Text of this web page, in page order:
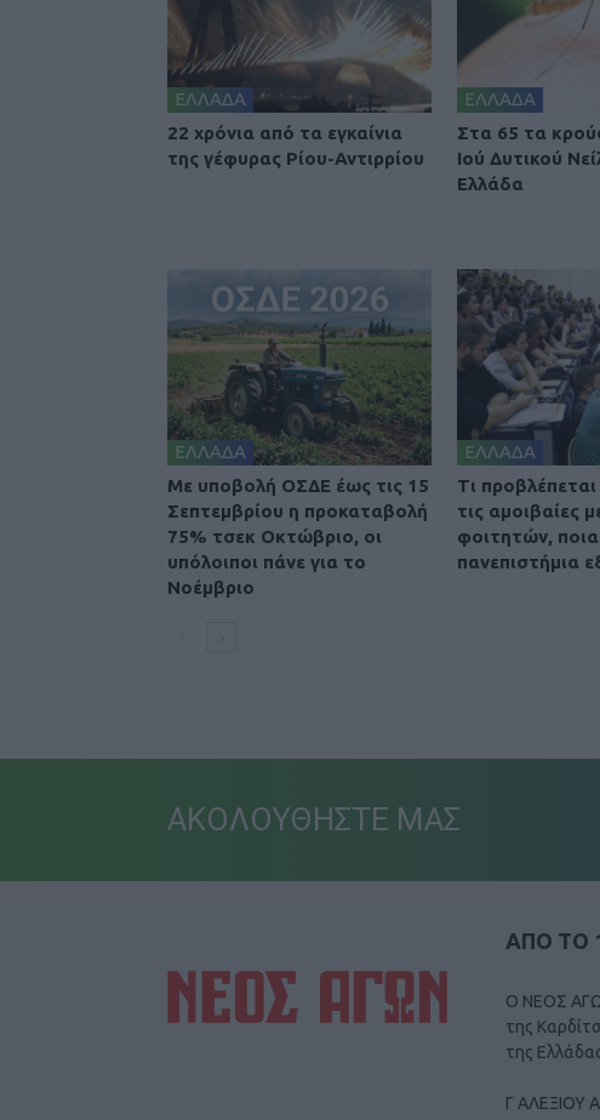
ΕΛΛΑΔΑ
22 χρόνια από τα εγκαίνια
της γέφυρας Ρίου-Αντιρρίου
ΕΛΛΑΔΑ
Στα 65 τα
Ιού Δυτικού
Ελλάδα
ΕΛΛΑΔΑ
Με υποβολή ΟΣΔΕ έως τις 15
Σεπτεμβρίου η προκαταβολή
75% τσεκ Οκτώβριο, οι
υπόλοιποι πάνε για το
Νοέμβριο
ΕΛΛΑΔΑ
Τι
τις αμοιβαίες
φοιτητών, ποια
πανεπιστήμια
ΑΚΟΛΟΥΘΗΣΤΕ ΜΑΣ
ΑΠΟ ΤΟ
Ο ΝΕΟΣ
της
της
Γ ΑΛΕΞΙΟΥ